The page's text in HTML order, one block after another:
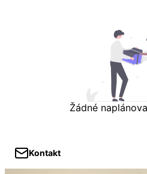
Žádné
Kontakt